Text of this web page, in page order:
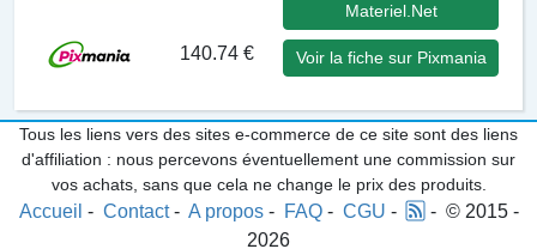
Materiel.Net
140.74 € Voir la fiche sur Pixmania
Tous les liens vers des sites e-commerce de ce site sont des liens
d'affiliation : nous percevons éventuellement une commission sur
vos achats, sans que cela ne change le prix des produits.
Accueil - Contact- A propos- FAQ- CGU -
- © 2015 -
2026